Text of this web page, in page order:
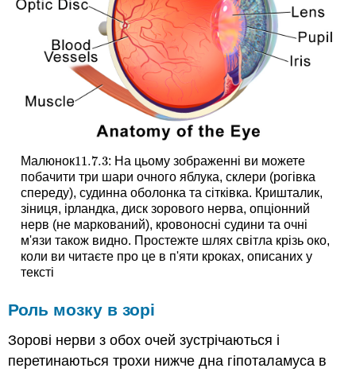
Малюнок11.7.3
11.7.3: На цьому зображенні ви можете
побачити три шари очного яблука, склери (рогівка
спереду), судинна оболонка та сітківка. Кришталик,
зіниця, ірландка, диск зорового нерва, опціонний
нерв (не маркований), кровоносні судини та очні
м'язи також видно. Простежте шлях світла крізь око,
коли ви читаєте про це в п'яти кроках, описаних у
тексті
Роль мозку в зорі
Зорові нерви з обох очей зустрічаються і
перетинаються трохи нижче дна гіпоталамуса в